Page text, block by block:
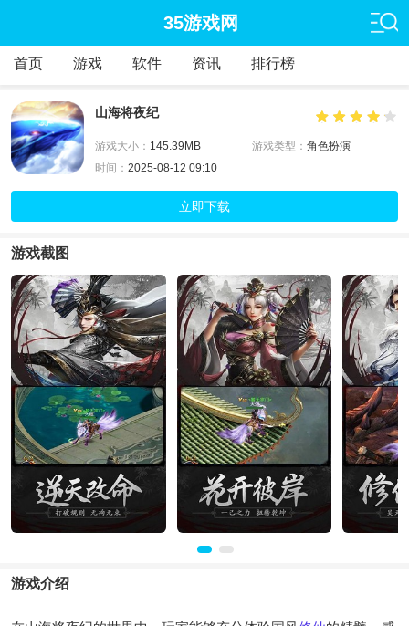
35游戏网
首页 游戏 软件 资讯 排行榜
山海将夜纪
游戏大小： 145.39MB 游戏类型： 角色扮演
时间： 2025-08-12 09:10
立即下载
游戏截图
游戏介绍